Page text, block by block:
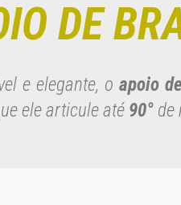
DE
e elegante, o apoio
ele articule até 90° de